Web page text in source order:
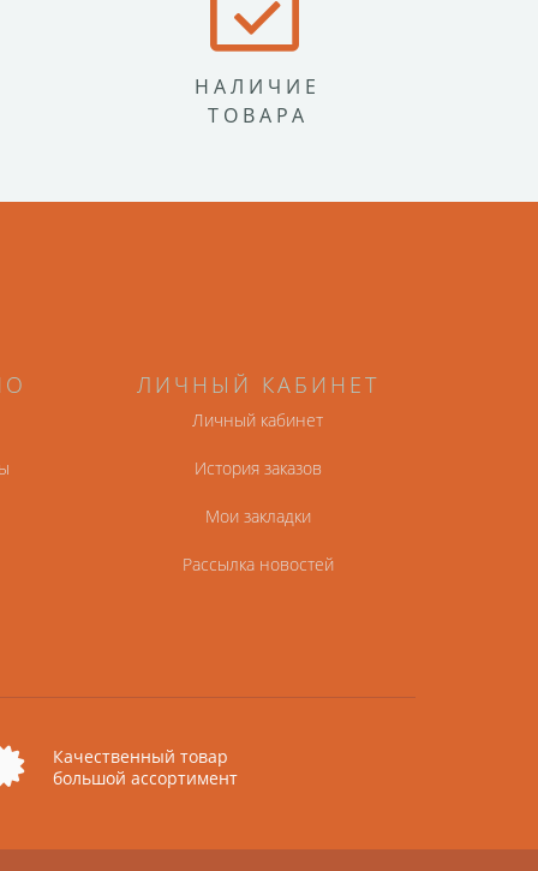
НАЛИЧИЕ
ТОВАРА
ЛИЧНЫЙ КАБИНЕТ
Личный кабинет
История заказов
Мои закладки
Рассылка новостей
Качественный товар
большой ассортимент